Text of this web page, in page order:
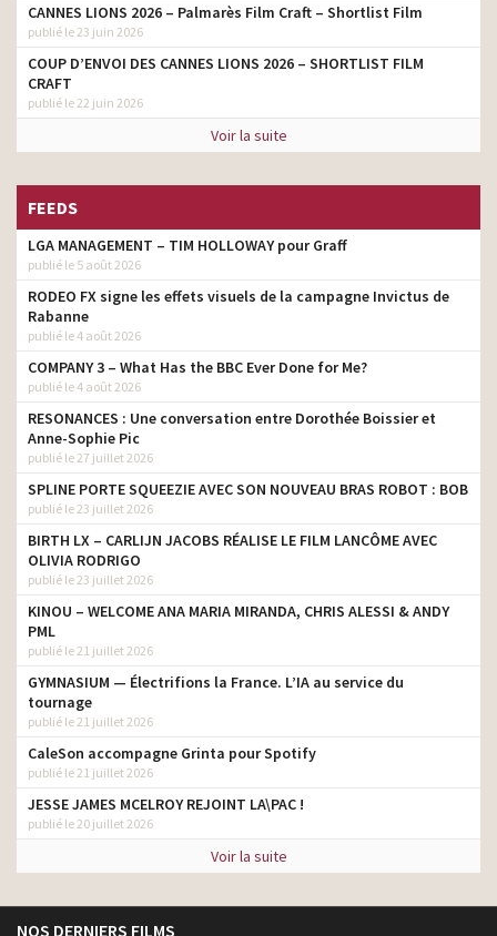
CANNES LIONS 2026 – Palmarès Film Craft – Shortlist Film
publié le 23 juin 2026
COUP D’ENVOI DES CANNES LIONS 2026 – SHORTLIST FILM
CRAFT
publié le 22 juin 2026
Voir la suite
FEEDS
LGA MANAGEMENT – TIM HOLLOWAY pour Graff
publié le 5 août 2026
RODEO FX signe les effets visuels de la campagne Invictus de
Rabanne
publié le 4 août 2026
COMPANY 3 – What Has the BBC Ever Done for Me?
publié le 4 août 2026
RESONANCES : Une conversation entre Dorothée Boissier et
Anne-Sophie Pic
publié le 27 juillet 2026
SPLINE PORTE SQUEEZIE AVEC SON NOUVEAU BRAS ROBOT : BOB
publié le 23 juillet 2026
BIRTH LX – CARLIJN JACOBS RÉALISE LE FILM LANCÔME AVEC
OLIVIA RODRIGO
publié le 23 juillet 2026
KINOU – WELCOME ANA MARIA MIRANDA, CHRIS ALESSI & ANDY
PML
publié le 21 juillet 2026
GYMNASIUM — Électrifions la France. L’IA au service du
tournage
publié le 21 juillet 2026
CaleSon accompagne Grinta pour Spotify
publié le 21 juillet 2026
JESSE JAMES MCELROY REJOINT LA\PAC !
publié le 20 juillet 2026
Voir la suite
NOS DERNIERS FILMS